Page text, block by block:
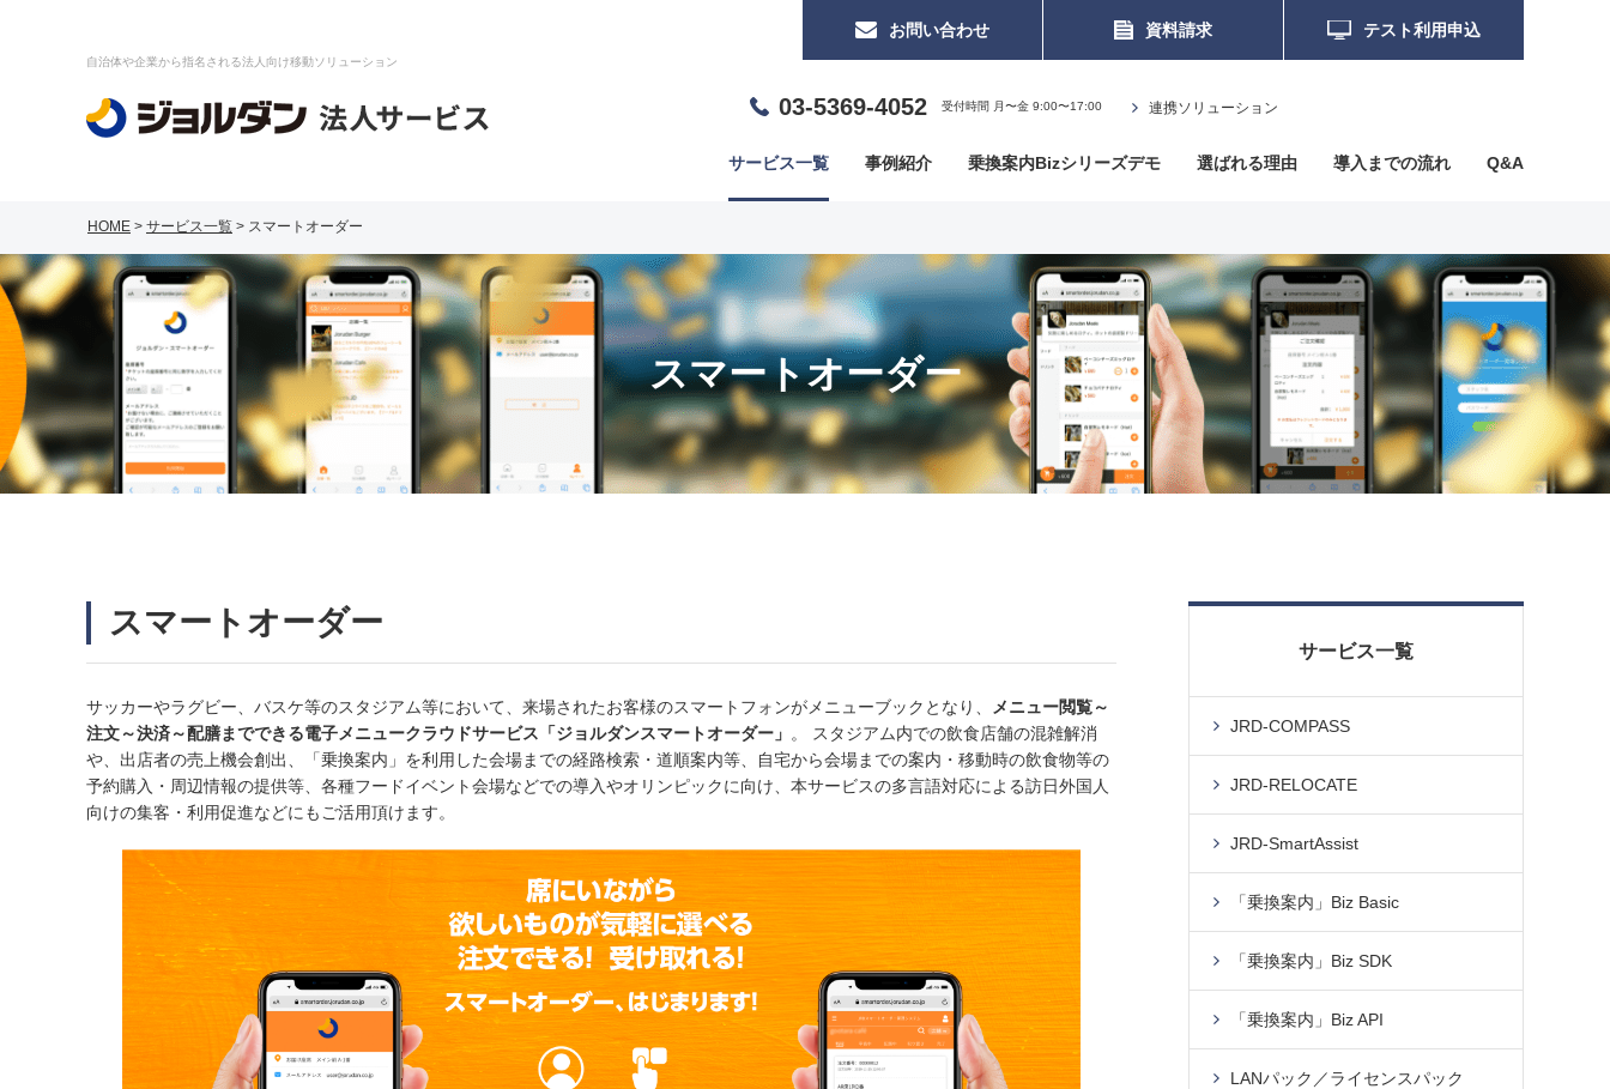
自治体や企業から指名される法人向け移動ソリューション
03-5369-4052 受付時間 月〜金 9:00〜17:00 連携ソリューション
お問い合わせ 資料請求 テスト利用申込
サービス一覧 事例紹介 乗換案内Bizシリーズデモ 選ばれる理由 導入までの流れ Q&A
HOME > サービス一覧 > スマートオーダー
スマートオーダー
スマートオーダー
サッカーやラグビー、バスケ等のスタジアム等において、来場されたお客様のスマートフォンがメニューブックとなり、
メニュー閲覧～
注文～決済～配膳までできる電子メニュークラウドサービス「ジョルダンスマートオーダー」 。 スタジアム内での飲食店舗の混雑解消
や、出店者の売上機会創出、「乗換案内」を利用した会場までの経路検索・道順案内等、自宅から会場までの案内・移動時の飲食物等の
予約購入・周辺情報の提供等、各種フードイベント会場などでの導入やオリンピックに向け、本サービスの多言語対応による訪日外国人
向けの集客・利用促進などにもご活用頂けます。
サービス一覧
JRD-COMPASS
JRD-RELOCATE
JRD-SmartAssist
「乗換案内」Biz Basic
「乗換案内」Biz SDK
「乗換案内」Biz API
LANパック／ライセンスパック